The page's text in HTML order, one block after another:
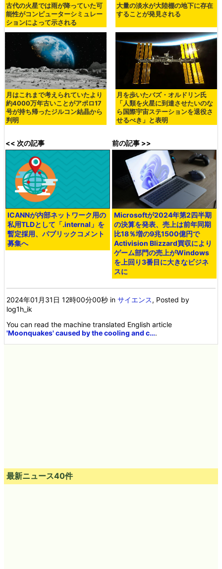
古代の火星では雨が降っていた可
能性がコンピューターシミュレー
ションによって示される
大量の淡水が大陸棚の地下に存在
することが発見される
月はこれまで考えられていたより
約4000万年古いことがアポロ17
号が持ち帰ったジルコン結晶から
判明
月を歩いたバズ・オルドリン氏
「人類を火星に到達させたいのな
ら国際宇宙ステーションを退役さ
せるべき」と表明
<< 次の記事
ICANNが内部ネットワーク用の
私用TLDとして「.internal」を
暫定採用、パブリックコメント
募集へ
前の記事 >>
Microsoftが2024年第2四半期
の決算を発表、売上は前年同期
比18％増の9兆1500億円で
Activision Blizzard買収により
ゲーム部門の売上がWindows
を上回り3番目に大きなビジネ
スに
2024年01月31日 12時00分00秒 inサイエンス, Posted by
log1h_ik
You can read the machine translated English article
'Moonquakes' caused by the cooling and c….
最新ニュース40件